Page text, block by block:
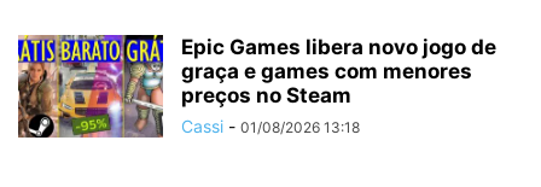
Epic Games libera novo jogo de
graça e games com menores
preços no Steam
Cassi - 01/08/2026 13:18